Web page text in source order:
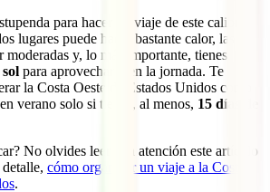
para hacer un viaje de este calibre.
lugares puede hacer bastante calor, las
moderadas y, lo más importante, tienes
para aprovechar bien la jornada. Te
la Costa Oeste de Estados Unidos como
verano solo si tienes, al menos, 15 días de
No olvides leer con atención este artículo
cómo organizar un viaje a la Costa
.